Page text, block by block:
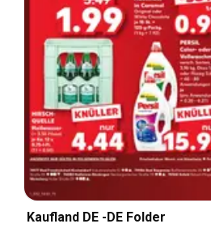
Kaufland DE -DE Folder